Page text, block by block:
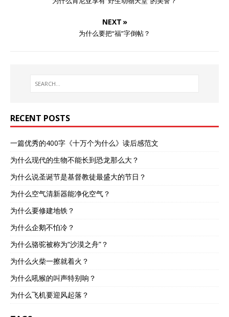
NEXT »
为什么要把“福”字倒帖？
RECENT POSTS
一篇优秀的400字《十万个为什么》读后感范文
为什么现代的生物不能长到恐龙那么大？
为什么说圣诞节是基督教徒最盛大的节日？
为什么空气清新器能净化空气？
为什么要修建地铁？
为什么企鹅不怕冷？
为什么骆驼被称为“沙漠之舟”？
为什么火柴一擦就着火？
为什么吼猴的叫声特别响？
为什么飞机要迎风起落？